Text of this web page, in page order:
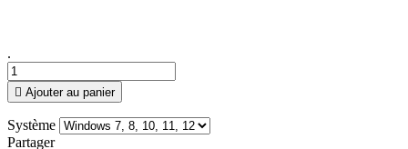
.
 Ajouter au panier
Système
Partager